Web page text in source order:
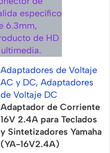
Adaptadores de Voltaje
AC y DC, Adaptadores
de Voltaje DC
Adaptador de Corriente
16V 2.4A para Teclados
y Sintetizadores Yamaha
(YA-16V2.4A)